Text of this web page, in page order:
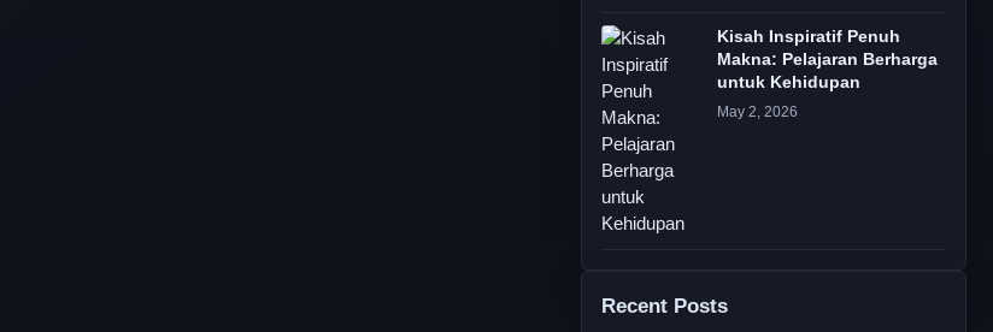
Kisah Inspiratif Penuh
Makna: Pelajaran Berharga
untuk Kehidupan
May 2, 2026
Recent Posts